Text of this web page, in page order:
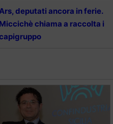
deputati ancora in ferie.
Miccichè chiama a raccolta i